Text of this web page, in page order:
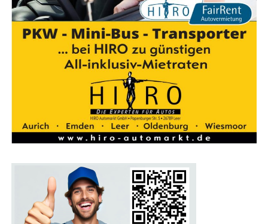
„Das ist ein wei­te­rer, sehr wich­ti­ger Schritt für die
Stand­ort­si­che­rung in Papen­burg. Mit dem neu­en Auf­
trag erwei­tern wir unser Port­fo­lio an Schiffs­ty­pen und
kön­nen ein­mal mehr bewei­sen, dass wir füh­rend beim
Bau beson­ders umwelt­freund­li­cher Schif­fe sind. Zudem
kön­nen wir mit dem Auf­trag auch die bis­her schwie­ri­
gen Per­spek­ti­ven vor allem für die Jah­re 2024/2025 ver­
bes­sern. Die­ser Auf­trag ist drin­gend nötig, damit der
Aus­las­tungs­rück­gang in die­sen Jah­ren nicht sogar noch
grö­ßer als 40% sein wird. Für das Zukunfts­pro­gramm
men und neue Auf­trä­ge abso­lut not­wen­dig“, so Tho­mas
Wei­gend, Geschäfts­füh­rer der MEYER WERFT.
Foto: Com­pu­ter­ani­ma­tio­nen der M/Y Njord